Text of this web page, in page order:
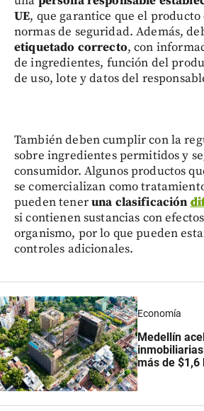
UE, que garantice que el producto
normas de seguridad. Además,
etiquetado correcto, con
de ingredientes, función del
de uso, lote y datos del
También deben cumplir con la
sobre ingredientes permitidos y
consumidor. Algunos productos
se comercializan como
pueden teneruna clasificación
si contienen sustancias con
organismo, por lo que pueden
controles adicionales.
Economía
Medellín
más de $1,6